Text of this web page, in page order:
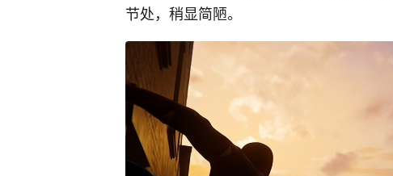
节处，稍显简陋。